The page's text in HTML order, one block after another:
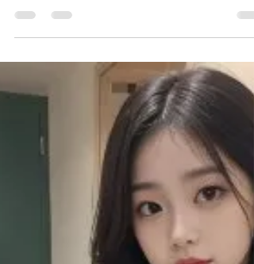
하는 또 다른 이유
N잡러가 늘어나면서 부업 의 기준도 점점 현실적
중요했다면, 지금은 지속 가능성·피로도·수익 균형
핵심 요소로 떠오르고 있다. 이런 변화 속에서 스웨
디시 알바는 N잡러 의 니즈를 충족하는 부업으로
식되고 있다. 먼저, 업무 몰입도가 높다는 점이 주
받는다. 스웨디시 알바는 정해진 시간 동안 한 가지
일에 집중하는 구조가 많아, 짧은 근무에도 일의 흐
름이 끊기지 않는다 . 이는 여러 일을 병행하는 N잡
러에게 정신적 소모를 줄여주는 요소로 작용한다.
또한 고객 응대의 패턴이 비교적 단순한 편이라는
점도 이유 중 하나다. 일반 서비스 알바처럼 지속적
인 응대나 복잡한 상황 대처보다는, 정해진 관리 흐
름 안에서 업무가 진행되는 경우가 많아 부업으로